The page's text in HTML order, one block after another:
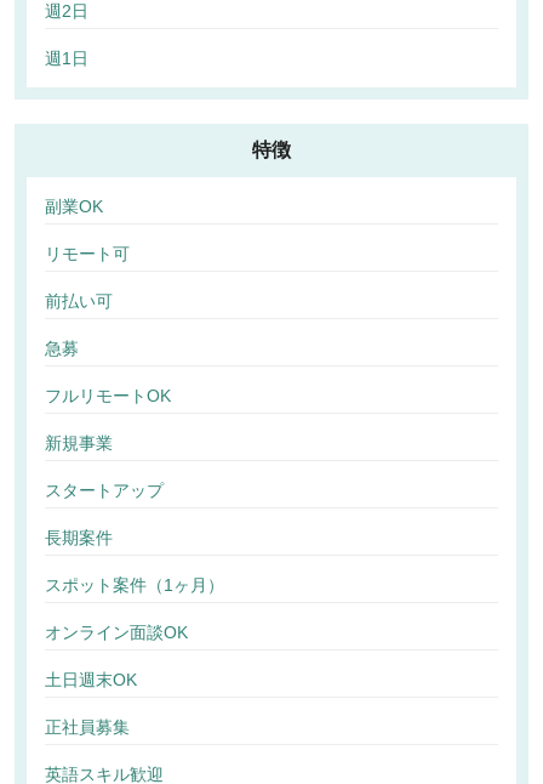
週2日
週1日
特徴
副業OK
リモート可
前払い可
急募
フルリモートOK
新規事業
スタートアップ
長期案件
スポット案件（1ヶ月）
オンライン面談OK
土日週末OK
正社員募集
英語スキル歓迎